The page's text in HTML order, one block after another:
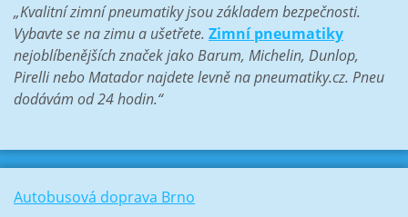
„Kvalitní zimní pneumatiky jsou základem bezpečnosti.
Vybavte se na zimu a ušetřete. Zimní pneumatiky
nejoblíbenějších značek jako Barum, Michelin, Dunlop,
Pirelli nebo Matador najdete levně na pneumatiky.cz. Pneu
dodávám od 24 hodin.“
Autobusová doprava Brno